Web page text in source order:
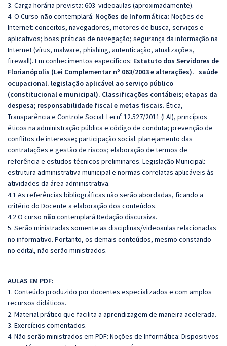
3. Carga horária prevista: 603 videoaulas (aproximadamente).
4. O Curso nãocontemplará: Noções de Informática: Noções de
Internet: conceitos, navegadores, motores de busca, serviços e
aplicativos; boas práticas de navegação; segurança da informação na
Internet (vírus, malware, phishing, autenticação, atualizações,
firewall). Em conhecimentos específicos: Estatuto dos Servidores de
Florianópolis (Lei Complementar nº 063/2003 e alterações). saúde
ocupacional. legislação aplicável ao serviço público
(constitucional e municipal). Classificações contábeis; etapas da
despesa; responsabilidade fiscal e metas fiscais. Ética,
Transparência e Controle Social: Lei nº 12.527/2011 (LAI), princípios
éticos na administração pública e código de conduta; prevenção de
conflitos de interesse; participação social. planejamento das
contratações e gestão de riscos; elaboração de termos de
referência e estudos técnicos preliminares. Legislação Municipal:
estrutura administrativa municipal e normas correlatas aplicáveis às
atividades da área administrativa.
4.1 As referências bibliográficas não serão abordadas, ficando a
critério do Docente a elaboração dos conteúdos.
4.2 O curso nãocontemplará Redação discursiva.
5. Serão ministradas somente as disciplinas/videoaulas relacionadas
no informativo. Portanto, os demais conteúdos, mesmo constando
no edital, não serão ministrados.
AULAS EM PDF:
1. Conteúdo produzido por docentes especializados e com amplos
recursos didáticos.
2. Material prático que facilita a aprendizagem de maneira acelerada.
3. Exercícios comentados.
4. Não serão ministrados em PDF: Noções de Informática: Dispositivos